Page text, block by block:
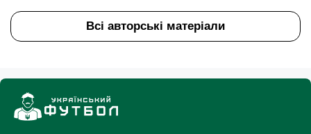
Всі авторські матеріали